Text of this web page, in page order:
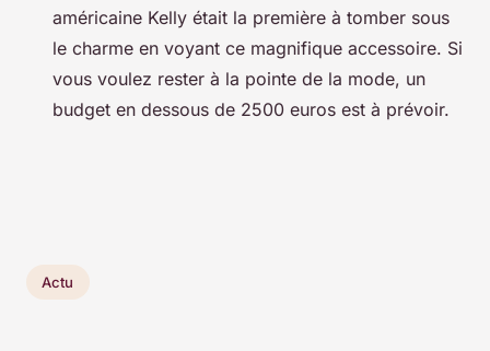
américaine Kelly était la première à tomber sous
le charme en voyant ce magnifique accessoire. Si
vous voulez rester à la pointe de la mode, un
budget en dessous de 2500 euros est à prévoir.
Actu